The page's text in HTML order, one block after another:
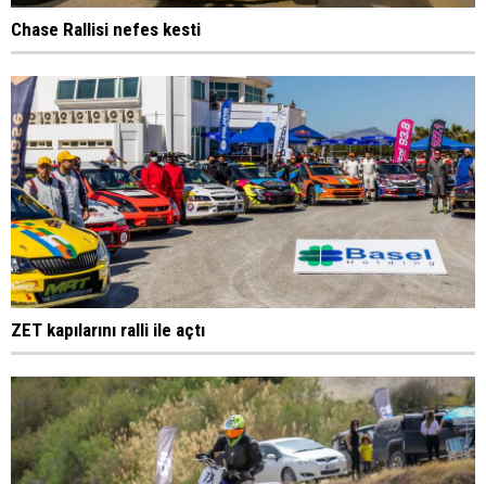
Chase Rallisi nefes kesti
ZET kapılarını ralli ile açtı